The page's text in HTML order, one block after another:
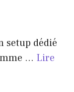
setup dédié
... Lire